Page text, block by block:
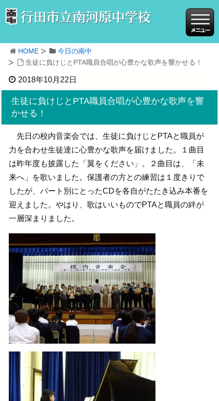
HOME
今日の南中
生徒に負けじとPTA職員合唱が心豊かな歌声を響かせる！
2018年10月22日
生徒に負けじとPTA職員合唱が心豊かな歌声を響
かせる！
先日の校内音楽会では、生徒に負けじとPTAと職員が
力を合わせ生徒達に心豊かな歌声を届けました。１曲目
は昨年度も披露した「翼をください」。２曲目は、「未
来へ」を歌いました。保護者の方との練習は１度きりで
したが、パート別にとったCDを各自がたたき込み本番を
迎えました。やはり、歌はいいものでPTAと職員の絆が
一層深まりました。